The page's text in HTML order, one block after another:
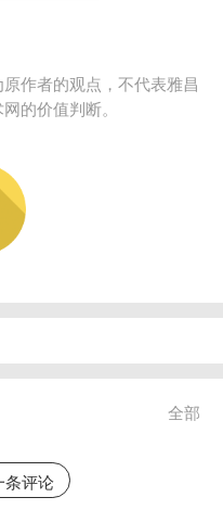
作者的观点，不代表雅昌
的价值判断。
全部
条评论